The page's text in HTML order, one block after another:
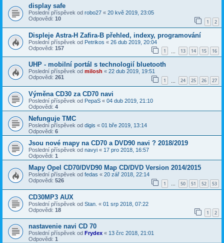
display safe
Poslední příspěvek od robo27 « 20 kvě 2019, 23:05
Odpovědi: 10 1 2
Displeje Astra-H Zafira-B přehled, indexy, programování
Poslední příspěvek od Petrikos « 26 dub 2019, 20:04
Odpovědi: 157 1 13 14 15 16
UHP - mobilní portál s technologií bluetooth
Poslední příspěvek od milosh « 22 dub 2019, 19:51
Odpovědi: 261 1 24 25 26 27
Výměna CD30 za CD70 navi
Poslední příspěvek od PepaS « 04 dub 2019, 21:10
Odpovědi: 4
Nefunguje TMC
Poslední příspěvek od digis « 01 bře 2019, 13:14
Odpovědi: 6
Jsou nové mapy na CD70 a DVD90 navi ? 2018/2019
Poslední příspěvek od navyi « 17 pro 2018, 16:57
Odpovědi: 1
Mapy Opel CD70/DVD90 Map CD/DVD Version 2014/2015
Poslední příspěvek od fedas « 20 zář 2018, 22:14
Odpovědi: 526 1 … 50 51 52 53
CD30MP3 AUX
Poslední příspěvek od Stan. « 01 srp 2018, 07:22
Odpovědi: 18 1 2
nastavenie navi CD 70
Poslední příspěvek od Frydex « 13 črc 2018, 21:01
Odpovědi: 1